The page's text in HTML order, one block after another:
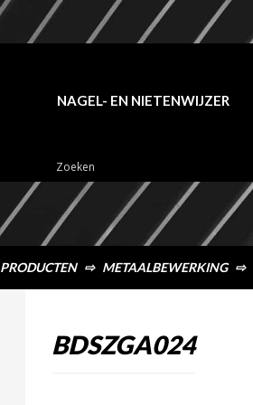
PRODUCTEN ⇨ METAALBEWERKING ⇨
NAGEL- EN NIETENWIJZER
BDSZGA024